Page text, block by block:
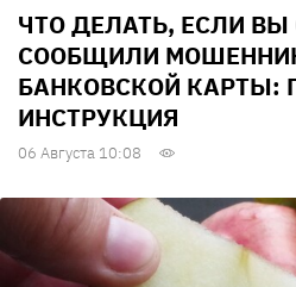
ЧТО ДЕЛАТЬ, ЕСЛИ
СООБЩИЛИ
БАНКОВСКОЙ КАРТЫ:
ИНСТРУКЦИЯ
06 Августа 10:08